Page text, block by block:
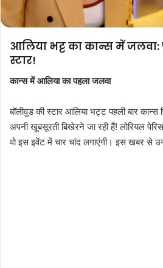
आलिया भट्ट का कान्स में जलवा:
स्टार!
कान्स में आलिया का पहला जलवा
बॉलीवुड की स्टार आलिया भट्ट पहली बार
अपनी खूबसूरती बिखेरने जा रही हैं! लोरियल
वो इस इवेंट में चार चांद लगाएंगी। इस खबर